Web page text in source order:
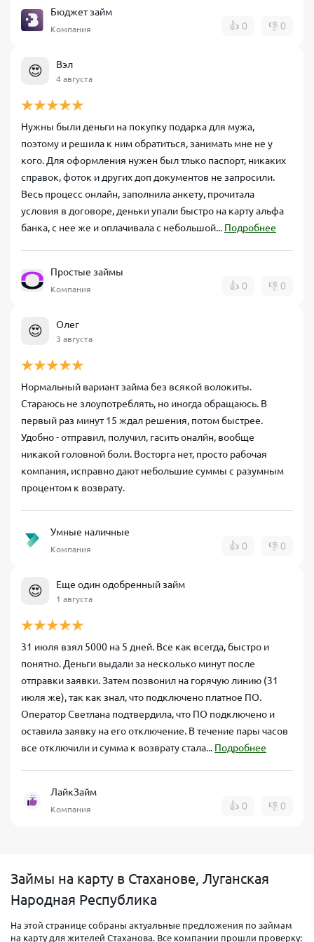
Бюджет займ
Компания 👍 0 👎 0
😍 Вэл
4 августа
Нужны были деньги на покупку подарка для мужа,
поэтому и решила к ним обратиться, занимать мне не у
кого. Для оформления нужен был тлько паспорт, никаких
справок, фоток и других доп документов не запросили.
Весь процесс онлайн, заполнила анкету, прочитала
условия в договоре, деньки упали быстро на карту альфа
банка, с нее же и оплачивала с небольшой... Подробнее
Простые займы
Компания 👍 0 👎 0
😍 Олег
3 августа
Нормальный вариант займа без всякой волокиты.
Стараюсь не злоупотреблять, но иногда обращаюсь. В
первый раз минут 15 ждал решения, потом быстрее.
Удобно - отправил, получил, гасить оналйн, вообще
никакой головной боли. Восторга нет, просто рабочая
компания, исправно дают небольшие суммы с разумным
процентом к возврату.
Умные наличные
Компания 👍 0 👎 0
😍 Еще один одобренный займ
1 августа
31 июля взял 5000 на 5 дней. Все как всегда, быстро и
понятно. Деньги выдали за несколько минут после
отправки заявки. Затем позвонил на горячую линию (31
июля же), так как знал, что подключено платное ПО.
Оператор Светлана подтвердила, что ПО подключено и
оставила заявку на его отключение. В течение пары часов
все отключили и сумма к возврату стала... Подробнее
ЛайкЗайм
Компания 👍 0 👎 0
Займы на карту в Стаханове, Луганская
Народная Республика
На этой странице собраны актуальные предложения по займам
на карту для жителей Стаханова. Все компании прошли проверку: